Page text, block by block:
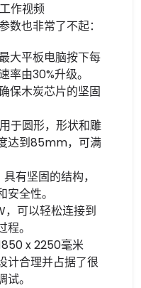
作视频
也非常了不起：
大平板电脑按下每
由30%升级。
保木炭芯片的坚固
于圆形，形状和雕
达到85mm，可满
有坚固的结构，
全性。
可以轻松连接到
。
x 2250毫米
计合理并占据了很
。